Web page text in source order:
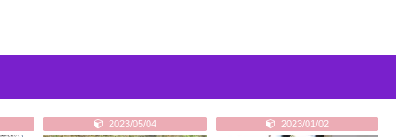
2023/05/04 2023/01/02